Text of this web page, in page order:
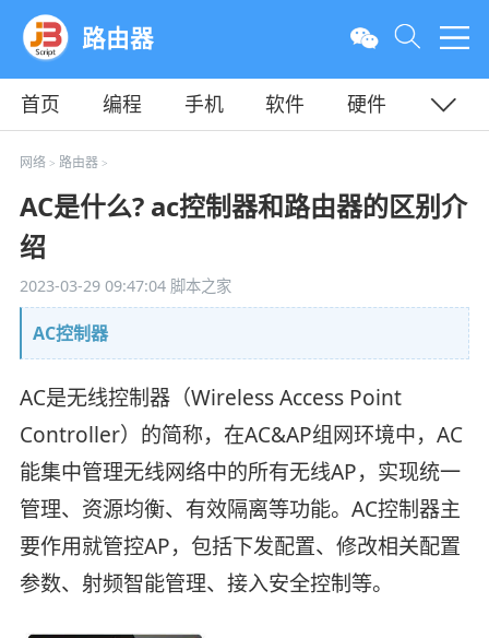
路由器
首页 编程 手机 软件
硬件
教程
平面
网络> 路由器>
AC是什么? ac控制器和路由器的区别介
绍
2023-03-29 09:47:04脚本之家
AC控制器
AC是无线控制器（Wireless Access Point
Controller）的简称，在AC&AP组网环境中，AC
能集中管理无线网络中的所有无线AP，实现统一
管理、资源均衡、有效隔离等功能。AC控制器主
要作用就管控AP，包括下发配置、修改相关配置
参数、射频智能管理、接入安全控制等。